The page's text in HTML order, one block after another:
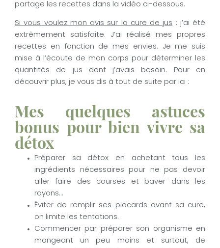
partage les recettes dans la vidéo ci-dessous.
Si vous voulez mon avis sur la cure de jus : j’ai été
extrêmement satisfaite. J’ai réalisé mes propres
recettes en fonction de mes envies. Je me suis
mise à l’écoute de mon corps pour déterminer les
quantités de jus dont j’avais besoin. Pour en
découvrir plus, je vous dis à tout de suite par ici :
Mes quelques astuces
bonus pour bien vivre sa
détox
Préparer sa détox en achetant tous les
ingrédients nécessaires pour ne pas devoir
aller faire des courses et baver dans les
rayons…
Éviter de remplir ses placards avant sa cure,
on limite les tentations.
Commencer par préparer son organisme en
mangeant un peu moins et surtout, de